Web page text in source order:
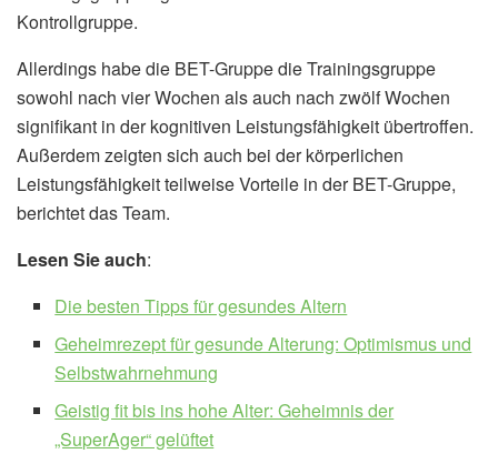
Kontrollgruppe.
Allerdings habe die BET-Gruppe die Trainingsgruppe
sowohl nach vier Wochen als auch nach zwölf Wochen
signifikant in der kognitiven Leistungsfähigkeit übertroffen.
Außerdem zeigten sich auch bei der körperlichen
Leistungsfähigkeit teilweise Vorteile in der BET-Gruppe,
berichtet das Team.
Lesen Sie auch:
Die besten Tipps für gesundes Altern
Geheimrezept für gesunde Alterung: Optimismus und
Selbstwahrnehmung
Geistig fit bis ins hohe Alter: Geheimnis der
„SuperAger“ gelüftet